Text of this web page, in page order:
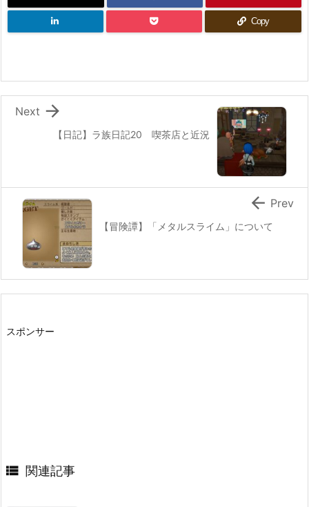
Copy
【日記】ラ族日記20 喫茶店と近況

Next
【冒険譚】「メタルスライム」について
 Prev
スポンサー
 関連記事